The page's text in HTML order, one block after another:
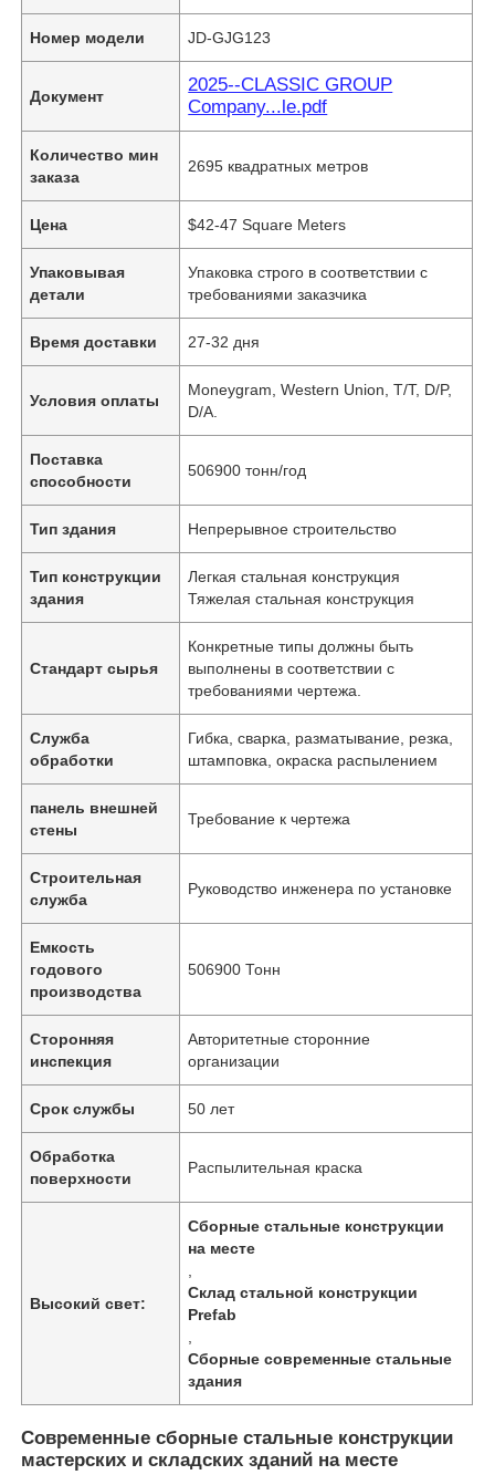
Ролики
Номер модели JD-GJG123
Документ
2025--CLASSIC GROUP
Company...le.pdf
Количество мин
заказа
2695 квадратных метров
Цена $42-47 Square Meters
Упаковывая
детали
Упаковка строго в соответствии с
требованиями заказчика
Время доставки 27-32 дня
Условия оплаты
Moneygram, Western Union, T/T, D/P,
D/A.
Поставка
способности
506900 тонн/год
Тип здания Непрерывное строительство
Тип конструкции
здания
Легкая стальная конструкция
Тяжелая стальная конструкция
Стандарт сырья
Конкретные типы должны быть
выполнены в соответствии с
требованиями чертежа.
Служба
обработки
Гибка, сварка, разматывание, резка,
штамповка, окраска распылением
панель внешней
стены
Требование к чертежа
Строительная
служба
Руководство инженера по установке
Емкость
годового
производства
506900 Тонн
Сторонняя
инспекция
Авторитетные сторонние
организации
Срок службы 50 лет
Обработка
поверхности
Распылительная краска
Высокий свет:
Сборные стальные конструкции
на месте
Склад стальной конструкции
Prefab
Сборные современные стальные
здания
Современные сборные стальные конструкции
мастерских и складских зданий на месте